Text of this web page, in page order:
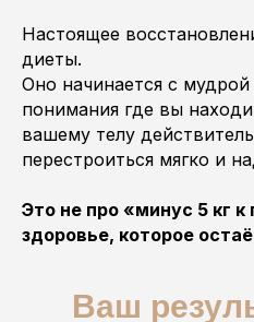
Настоящее
диеты.
Оно начинается с мудрой
понимания где вы
вашему телу
перестроиться мягко и
Это не про «минус 5 кг
здоровье, которое
Ваш